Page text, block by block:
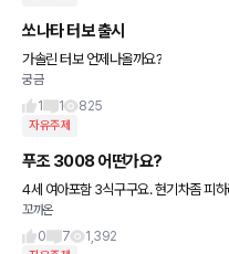
쏘나타 터보 출시
가솔린 터보 언제나올까요?
궁금
1
1 825
자유주제
푸조 3008 어떤가요?
4세 여아포함 3식구구요. 현기차좀 피하려구요. 맥시멈 4천까지 생각중입니다. 아니면
다른괜찮은차량 추첨좀요^^;;
꼬까온
0
7 1,392